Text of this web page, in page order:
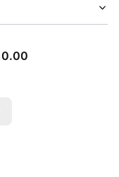
0.00